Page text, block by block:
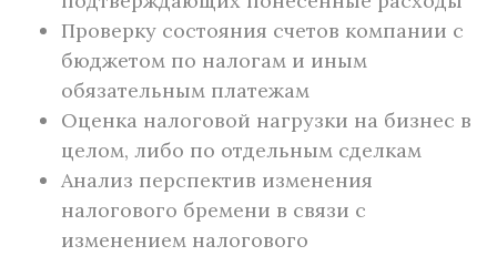
Проверку состояния счетов компании с
бюджетом по налогам и иным
обязательным платежам
Оценка налоговой нагрузки на бизнес в
целом, либо по отдельным сделкам
Анализ перспектив изменения
налогового бремени в связи с
изменением налогового